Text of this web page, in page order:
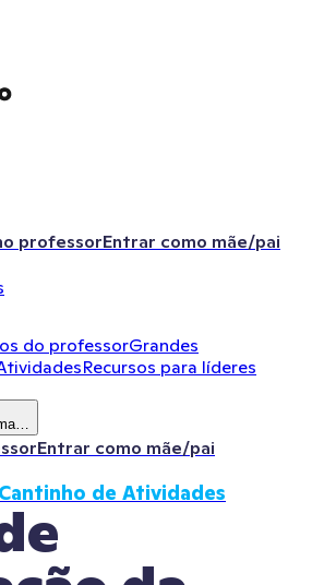
professorEntrar como mãe/pai
do professorGrandes
Recursos para líderes
Entrar como mãe/pai
de Atividades